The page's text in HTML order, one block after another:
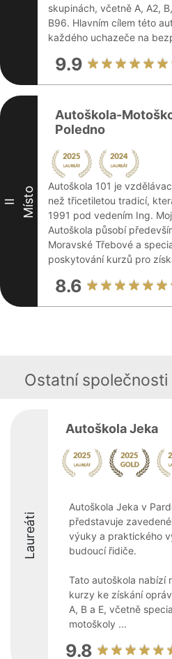
skupinách, včetně A, A2,
B96. Hlavním cílem této
každého uchazeče na
9.9
II Místo
Autoškola-
Poledno
Autoškola 101 je
než třicetiletou tradicí,
1991 pod vedením Ing.
Autoškola působí
Moravské Třebové a
poskytování kurzů pro
8.6
Ostatní společnosti
Laureáti
Autoškola Jeka
Autoškola Jeka v
představuje
výuky a praktického
budoucí řidiče.
Tato autoškola nabízí
kurzy ke získání
A, B a E, včetně
motoškoly ...
9.8